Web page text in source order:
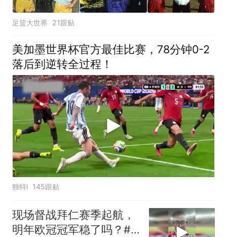
足篮大世界 21跟贴
美加墨世界杯官方最佳比赛，78分钟0-2
落后到逆转全过程！
独特l 145跟贴
现场督战拜仁赛季起航，
明年欧冠冠军稳了吗？#